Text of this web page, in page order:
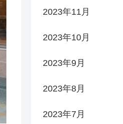
2023年11月
2023年10月
2023年9月
2023年8月
2023年7月